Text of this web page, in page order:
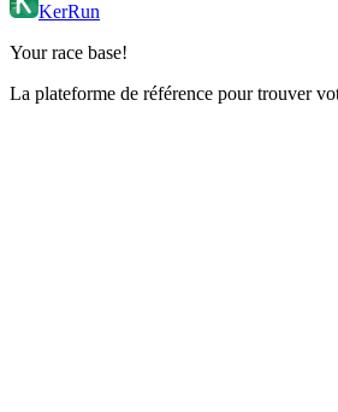
KerRun
Your race base!
La plateforme de référence pour trouver